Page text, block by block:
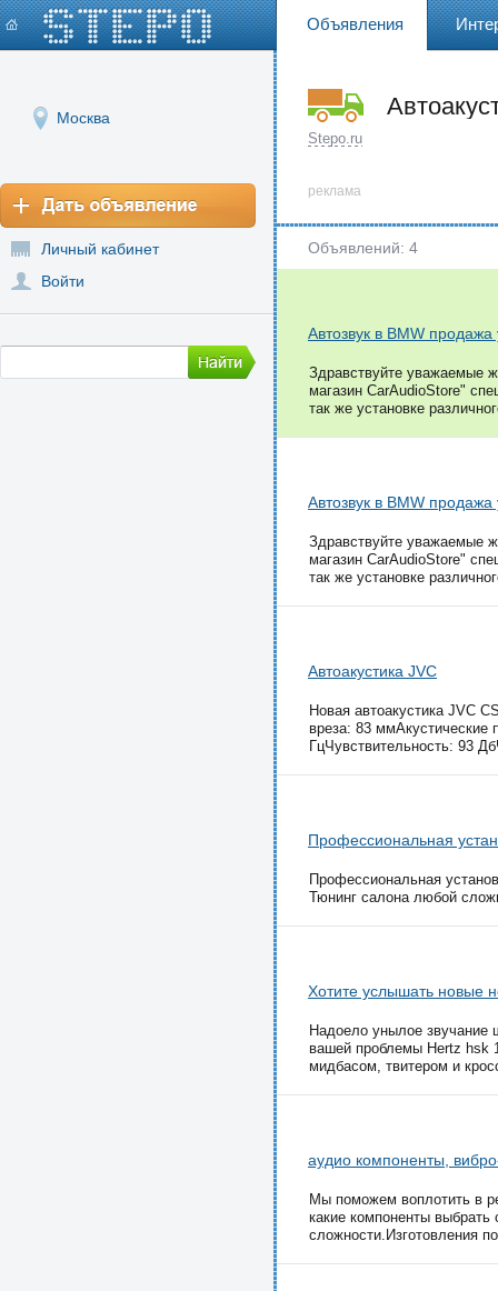
Объявления
Москва
Личный кабинет
Войти
Stepo.ru
реклама
Объявлений: 4
Автозвук в BMW продажа
Здравствуйте уважаемые
магазин CarAudioStore"
так же установке
Автозвук в BMW продажа
Здравствуйте уважаемые
магазин CarAudioStore"
так же установке
Автоакустика JVC
Новая автоакустика JVC
вреза: 83
ГцЧувствительность: 93
Профессиональная
Профессиональная
Тюнинг салона любой
Хотите услышать новые
Надоело унылое звучание
вашей проблемы Hertz hsk
мидбасом, твитером и
аудио компоненты,
Мы поможем воплотить в
какие компоненты
сложности.Изготовления